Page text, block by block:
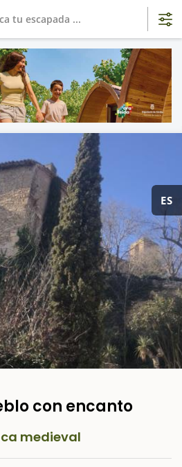
ES
con encanto
medieval
tu escapada ...